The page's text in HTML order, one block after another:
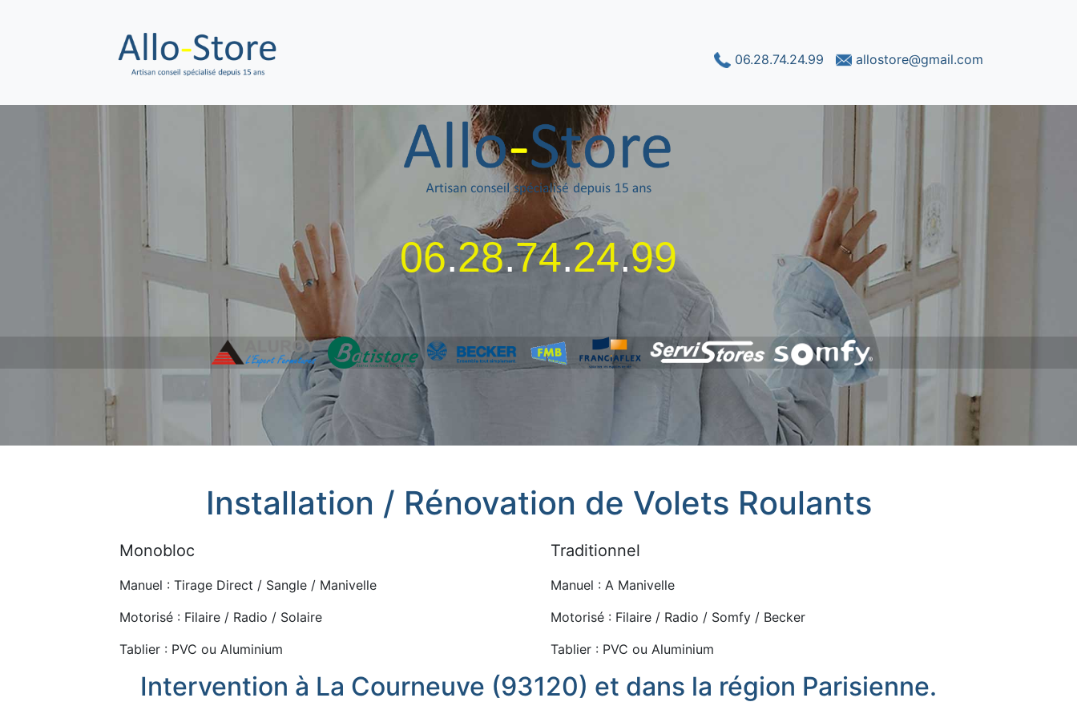
06.28.74.24.99 allostore@gmail.com
06.28.74.24.99
Installation / Rénovation de Volets Roulants
Monobloc
Manuel : Tirage Direct / Sangle / Manivelle
Motorisé : Filaire / Radio / Solaire
Tablier : PVC ou Aluminium
Traditionnel
Manuel : A Manivelle
Motorisé : Filaire / Radio / Somfy / Becker
Tablier : PVC ou Aluminium
Intervention à La Courneuve (93120) et dans la région Parisienne.